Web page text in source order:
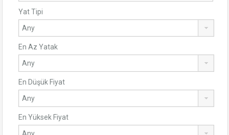
Yat Tipi
En Az Yatak
En Düşük Fiyat
En Yüksek Fiyat